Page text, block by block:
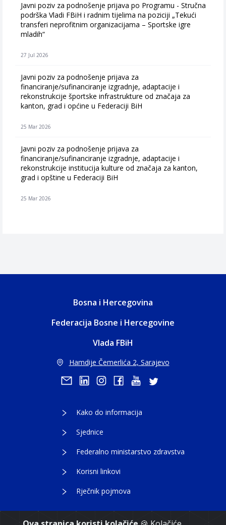
Javni poziv za podnošenje prijava po Programu - Stručna
podrška Vladi FBiH i radnim tijelima na poziciji „Tekući
transferi neprofitnim organizacijama – Sportske igre
mladih“
27 Jul 2026
Javni poziv za podnošenje prijava za
financiranje/sufinanciranje izgradnje, adaptacije i
rekonstrukcije športske infrastrukture od značaja za
kanton, grad i općine u Federaciji BiH
25 Mar 2026
Javni poziv za podnošenje prijava za
financiranje/sufinanciranje izgradnje, adaptacije i
rekonstrukcije institucija kulture od značaja za kanton,
grad i opštine u Federaciji BiH
25 Mar 2026
Bosna i Hercegovina
Federacija Bosne i Hercegovine
Vlada FBiH
Hamdije Čemerlića 2, Sarajevo
Kako do informacija
Sjednice
Federalno ministarstvo zdravstva
Korisni linkovi
Rječnik pojmova